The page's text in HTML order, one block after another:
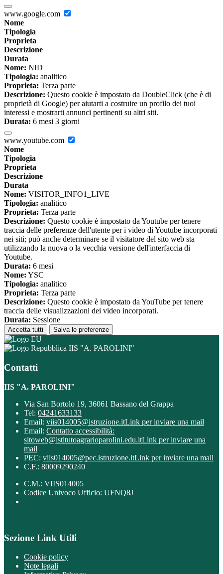
www.google.com
Nome
Tipologia
Proprieta
Descrizione
Durata
Nome: NID
Tipologia: analitico
Proprieta: Terza parte
Descrizione: Questo cookie è impostato da DoubleClick (che è di
proprietà di Google) per aiutarti a costruire un profilo dei tuoi
interessi e mostrarti annunci pertinenti su altri siti.
Durata: 6 mesi 3 giorni
www.youtube.com
Nome
Tipologia
Proprieta
Descrizione
Durata
Nome: VISITOR_INFO1_LIVE
Tipologia: analitico
Proprieta: Terza parte
Descrizione: Questo cookie è impostato da Youtube per tenere
traccia delle preferenze dell'utente per i video di Youtube incorporati
nei siti; può anche determinare se il visitatore del sito web sta
utilizzando la nuova o la vecchia versione dell'interfaccia di
Youtube.
Durata: 6 mesi
Nome: YSC
Tipologia: analitico
Proprieta: Terza parte
Descrizione: Questo cookie è impostato da YouTube per tenere
traccia delle visualizzazioni dei video incorporati.
Durata: Sessione
Accetta tutti Salva le preferenze
IIS "A. PAROLINI"
Contatti
IIS "A. PAROLINI"
Via San Bortolo 19, 36061 Bassano del Grappa
Tel: 04241633133
Email: viis014005@istruzione.itLink per inviare una mail
Email: Contatto accessibilità:
sitoweb@istitutoagrarioparolini.edu.itLink per inviare una
mail
PEC: viis014005@pec.istruzione.itLink per inviare una mail
C.F.: 80009290240
C.M.: VIIS014005
Codice Univoco Ufficio: UFNQ8J
Sezione Link Utili
Cookie policy
Note legali